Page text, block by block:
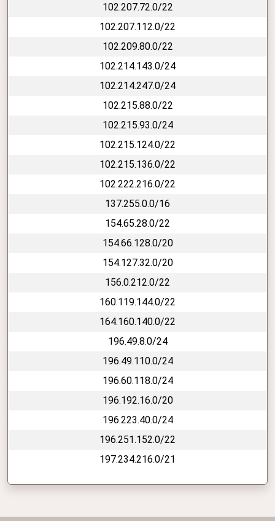
102.207.72.0/22
102.207.112.0/22
102.209.80.0/22
102.214.143.0/24
102.214.247.0/24
102.215.88.0/22
102.215.93.0/24
102.215.124.0/22
102.215.136.0/22
102.222.216.0/22
137.255.0.0/16
154.65.28.0/22
154.66.128.0/20
154.127.32.0/20
156.0.212.0/22
160.119.144.0/22
164.160.140.0/22
196.49.8.0/24
196.49.110.0/24
196.60.118.0/24
196.192.16.0/20
196.223.40.0/24
196.251.152.0/22
197.234.216.0/21